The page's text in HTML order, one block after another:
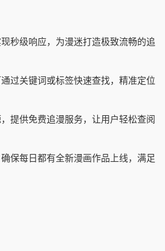
秒级响应，为漫迷打造极致流畅的追
过关键词或标签快速查找，精准定位
提供免费追漫服务，让用户轻松查阅
保每日都有全新漫画作品上线，满足